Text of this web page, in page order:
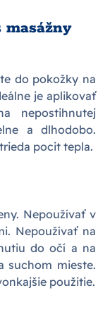
masážny
do pokožky na
je aplikovať
nepostihnutej
a dlhodobo.
pocit tepla.
Nepoužívať v
Nepoužívať na
do očí a na
suchom mieste.
použitie.